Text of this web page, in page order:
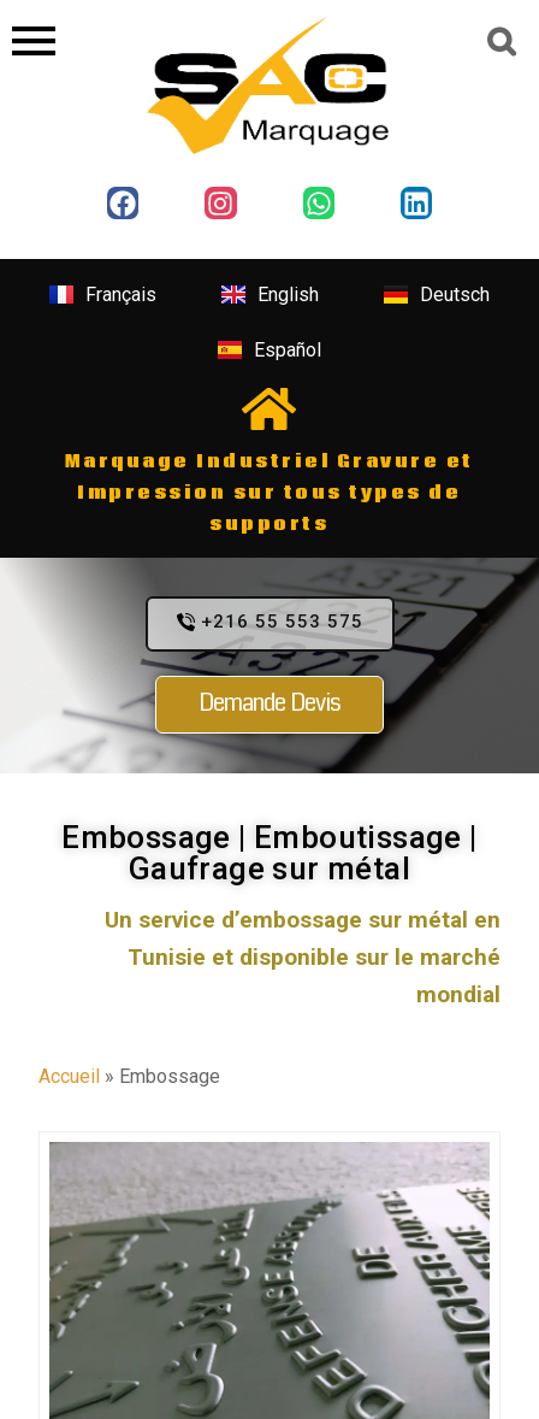
Français English Deutsch
Español
Marquage Industriel Gravure et
Impression sur tous types de
supports
+216 55 553 575
Demande Devis
Embossage | Emboutissage |
Gaufrage sur métal
Un service d’embossage sur métal en
Tunisie et disponible sur le marché
mondial
Accueil » Embossage